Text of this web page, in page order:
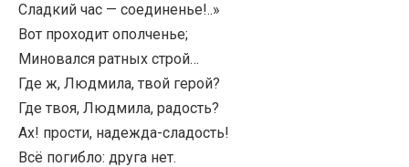
Сладкий час — соединенье!..»
Вот проходит ополченье;
Миновался ратных строй…
Где ж, Людмила, твой герой?
Где твоя, Людмила, радость?
Ах! прости, надежда-сладость!
Всё погибло: друга нет.